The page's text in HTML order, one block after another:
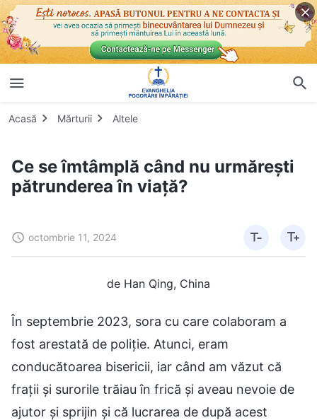
Acasă Mărturii Altele
Ce se îmtâmplă când nu urmărești
pătrunderea în viață?
octombrie 11, 2024
de Han Qing, China
În septembrie 2023, sora cu care colaboram a
fost arestată de poliție. Atunci, eram
conducătoarea bisericii, iar când am văzut că
frații și surorile trăiau în frică și aveau nevoie de
ajutor și sprijin și că lucrarea de după acest